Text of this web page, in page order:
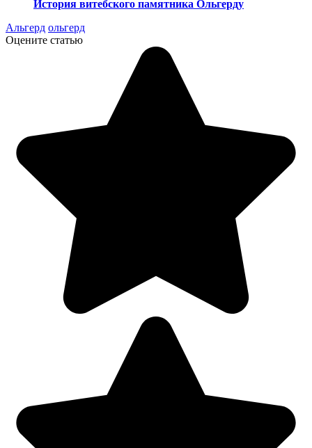
История витебского памятника Ольгерду
Альгерд ольгерд
Оцените статью